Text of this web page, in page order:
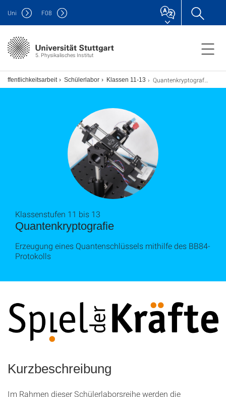
5. Physikalisches Institut
Uni F08
Öffentlichkeitsarbeit Schülerlabor Klassen 11-13 Quantenkryptografie
Quantenkryptografie
Klassenstufen 11 bis 13
Erzeugung eines Quantenschlüssels mithilfe des BB84-
Protokolls
Kurzbeschreibung
Im Rahmen dieser Schülerlaborsreihe werden die